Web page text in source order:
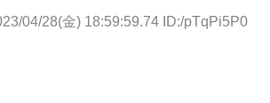
04/28(金) 18:59:59.74 ID:/pTqPi5P0